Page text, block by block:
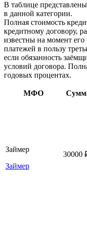
В таблице
в данной категории.
Полная стоимость
кредитному договору,
известны на момент
платежей в пользу
если обязанность
условий договора.
годовых процентах.
МФО
Займер
Займер
30000